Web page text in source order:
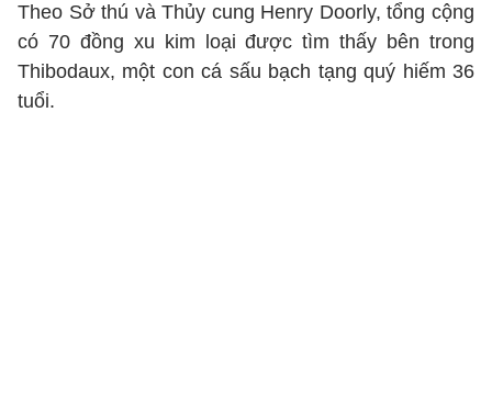
Theo Sở thú và Thủy cung Henry Doorly, tổng cộng
có 70 đồng xu kim loại được tìm thấy bên trong
Thibodaux, một con cá sấu bạch tạng quý hiếm 36
tuổi.